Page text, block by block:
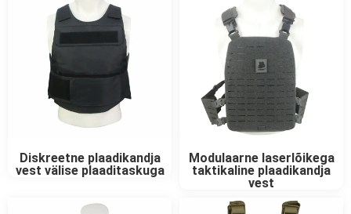
Diskreetne plaadikandja
vest välise plaaditaskuga
Modulaarne laserlõikega
taktikaline plaadikandja
vest